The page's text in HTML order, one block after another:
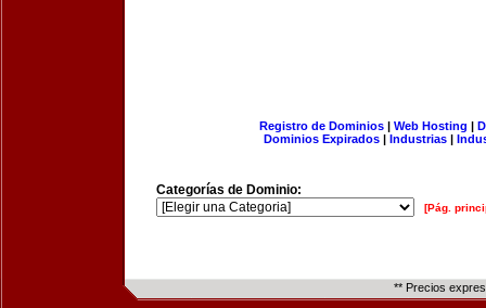
Registro de Dominios| Web Hosting |
Dominios Expirados | Industrias |
Categorías de Dominio:
[Pág.
** Precios